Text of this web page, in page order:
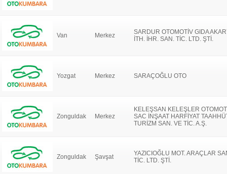
Van Merkez
SARDUR OTOMOTİV GIDA
İTH. İHR. SAN. TİC. LTD. ŞTİ.
Yozgat Merkez SARAÇOĞLU OTO
Zonguldak Merkez
KELEŞSAN KELEŞLER
SAC İNŞAAT HARFİYAT
TURİZM SAN. VE TİC. A.Ş.
Zonguldak Şavşat
YAZICIOĞLU MOT. ARAÇLAR
TİC. LTD. ŞTİ.